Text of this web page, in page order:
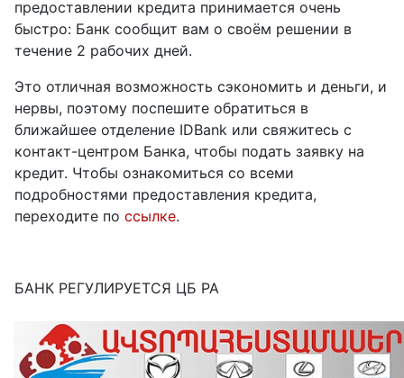
предоставлении кредита принимается очень
быстро: Банк сообщит вам о своём решении в
течение 2 рабочих дней.
Это отличная возможность сэкономить и деньги, и
нервы, поэтому поспешите обратиться в
ближайшее отделение IDBank или свяжитесь с
контакт-центром Банка, чтобы подать заявку на
кредит. Чтобы ознакомиться со всеми
подробностями предоставления кредита,
переходите по ссылке.
БАНК РЕГУЛИРУЕТСЯ ЦБ РА